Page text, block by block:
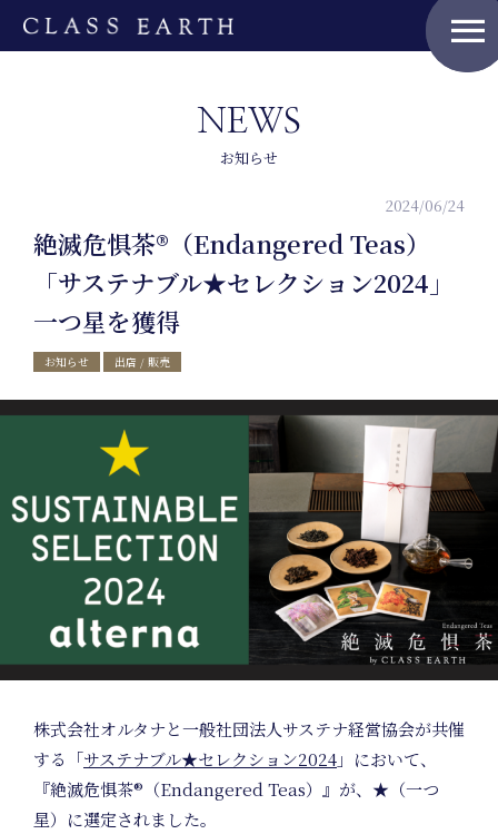
menu
Home
NEWS
お知らせ
2024/06/24
絶滅危惧茶®（Endangered Teas）
「サステナブル★セレクション2024」
一つ星を獲得
お知らせ 出店 / 販売
株式会社オルタナと一般社団法人サステナ経営協会が共催
する「サステナブル★セレクション2024」において、
『絶滅危惧茶®（Endangered Teas）』が、★（一つ
星）に選定されました。